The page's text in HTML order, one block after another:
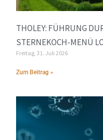
THOLEY: FÜHRUNG
STERNEKOCH-MENÜ
Freitag, 31. Juli 2026
Zum Beitrag »